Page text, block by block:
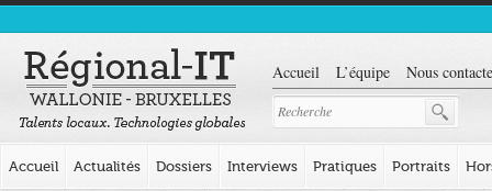
Accueil L’équipe Nous
Accueil Actualités Dossiers Interviews Pratiques Portraits